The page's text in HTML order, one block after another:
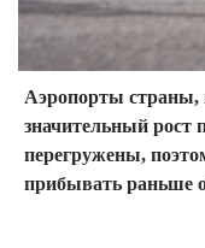
Аэропорты страны,
значительный рост
перегружены,
прибывать раньше